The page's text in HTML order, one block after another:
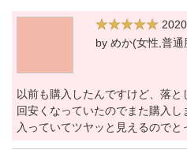
by めか(女性,普通
以前も購入したんですけど、落
回安くなっていたのでまた購入
入っていてツヤッと見えるのでと